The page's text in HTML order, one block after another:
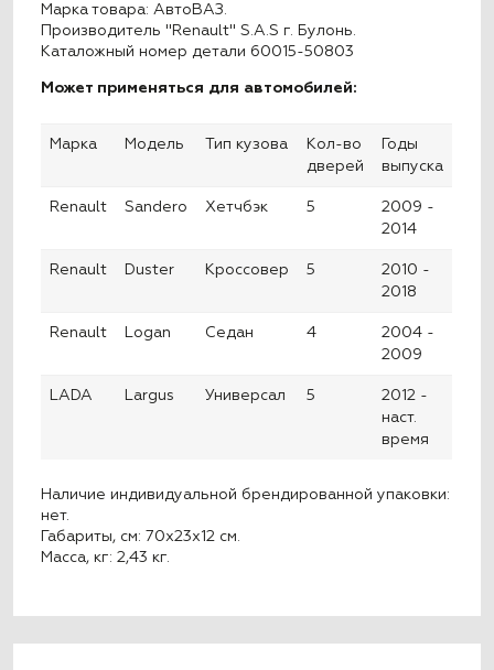
Марка товара: АвтоВАЗ.
Производитель "Renault" S.A.S г. Булонь.
Каталожный номер детали 60015-50803
Может применяться для автомобилей:
Марка Модель Тип кузова
Кол-во
дверей
Годы
выпуска
Renault Sandero Хетчбэк 5
2009 -
2014
Renault Duster Кроссовер 5
2010 -
2018
Renault Logan Седан 4
2004 -
2009
LADA Largus Универсал 5
2012 -
наст.
время
Наличие индивидуальной брендированной упаковки:
нет.
Габариты, см: 70x23x12 см.
Масса, кг: 2,43 кг.